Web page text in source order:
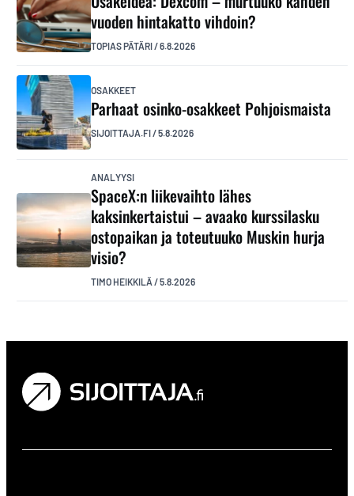
vuoden hintakatto vihdoin?
TOPIAS PÄTÄRI/6.8.2026
OSAKKEET
Parhaat osinko-osakkeet Pohjoismaista
SIJOITTAJA.FI/5.8.2026
ANALYYSI
SpaceX:n liikevaihto lähes
kaksinkertaistui – avaako kurssilasku
ostopaikan ja toteutuuko Muskin hurja
visio?
TIMO HEIKKILÄ /5.8.2026